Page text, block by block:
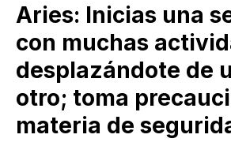
Aries: Inicias una
con muchas
desplazándote de
otro; toma
materia de